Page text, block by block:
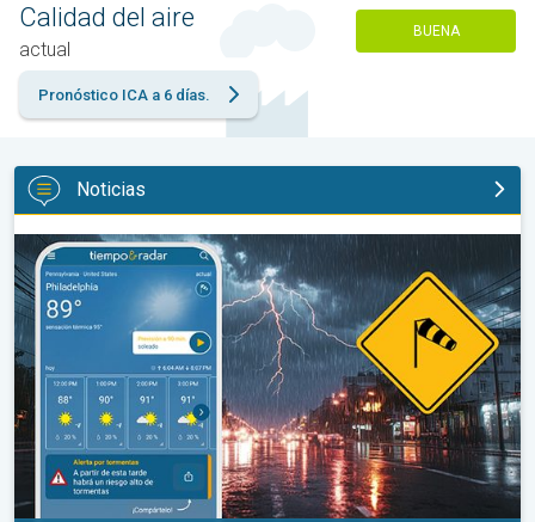
Calidad del aire
actual
BUENA
Pronóstico ICA a 6 días.
Noticias
La oleada de humedad provoca fuertes tormentas. Diluvio